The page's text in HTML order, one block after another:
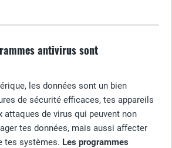
antivirus sont
les données sont un bien
de sécurité efficaces, tes appareils
attaques de virus qui peuvent non
tes données, mais aussi affecter
tes systèmes. Les programmes